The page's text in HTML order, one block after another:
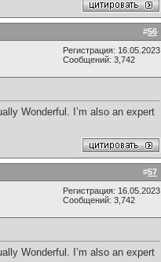
#56
Регистрация: 16.05.2023
Сообщений: 3,742
Wonderful. I’m also an expert
#57
Регистрация: 16.05.2023
Сообщений: 3,742
Wonderful. I’m also an expert